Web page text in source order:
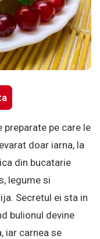
pe care le
doar iarna, la
din bucatarie
legume si
Secretul ei sta in
bulionul devine
iar carnea se